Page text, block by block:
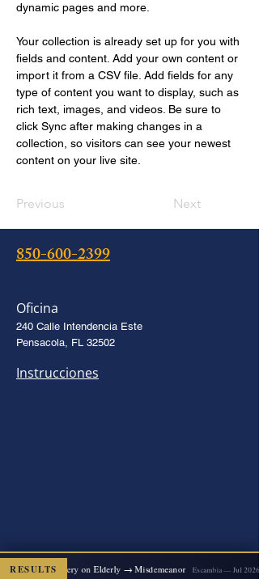
dynamic pages and more.
Your collection is already set up for you with
fields and content. Add your own content or
import it from a CSV file. Add fields for any
type of content you want to display, such as
rich text, images, and videos. Be sure to
click Sync after making changes in a
collection, so visitors can see your newest
content on your live site.
Previous Next
850-600-2399
Oficina
240 Calle Intendencia Este
Pensacola, FL 32502
Instrucciones
RESULTS
2x Felony Battery on Elderly → Misdemeanor Escambia — Jul 2026